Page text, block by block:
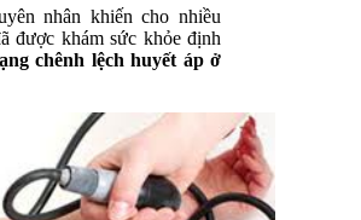
nhân khiến cho nhiều
được khám sức khỏe định
chênh lệch huyết áp ở